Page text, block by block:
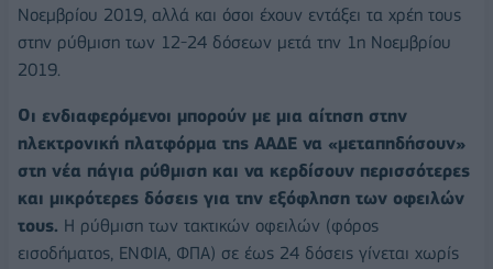
Νοεμβρίου 2019, αλλά και όσοι έχουν εντάξει τα χρέη τους
στην ρύθμιση των 12-24 δόσεων μετά την 1η Νοεμβρίου
2019.
Οι ενδιαφερόμενοι μπορούν με μια αίτηση στην
ηλεκτρονική πλατφόρμα της ΑΑΔΕ να «μεταπηδήσουν»
στη νέα πάγια ρύθμιση και να κερδίσουν περισσότερες
και μικρότερες δόσεις για την εξόφληση των οφειλών
τους. Η ρύθμιση των τακτικών οφειλών (φόρος
εισοδήματος, ΕΝΦΙΑ, ΦΠΑ) σε έως 24 δόσεις γίνεται χωρίς